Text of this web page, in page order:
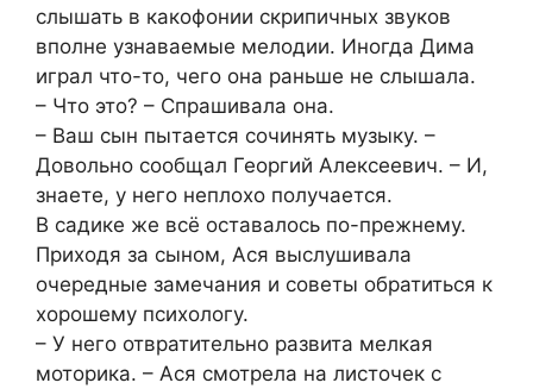
слышать в какофонии скрипичных звуков
вполне узнаваемые мелодии. Иногда Дима
играл что-то, чего она раньше не слышала.
– Что это? – Спрашивала она.
– Ваш сын пытается сочинять музыку. –
Довольно сообщал Георгий Алексеевич. – И,
знаете, у него неплохо получается.
В садике же всё оставалось по-прежнему.
Приходя за сыном, Ася выслушивала
очередные замечания и советы обратиться к
хорошему психологу.
– У него отвратительно развита мелкая
моторика. – Ася смотрела на листочек с